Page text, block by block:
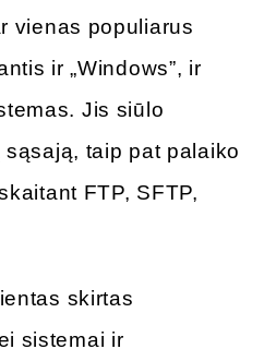
vienas populiarus
ir „Windows”, ir
Jis siūlo
taip pat palaiko
FTP, SFTP,
skirtas
sistemai ir